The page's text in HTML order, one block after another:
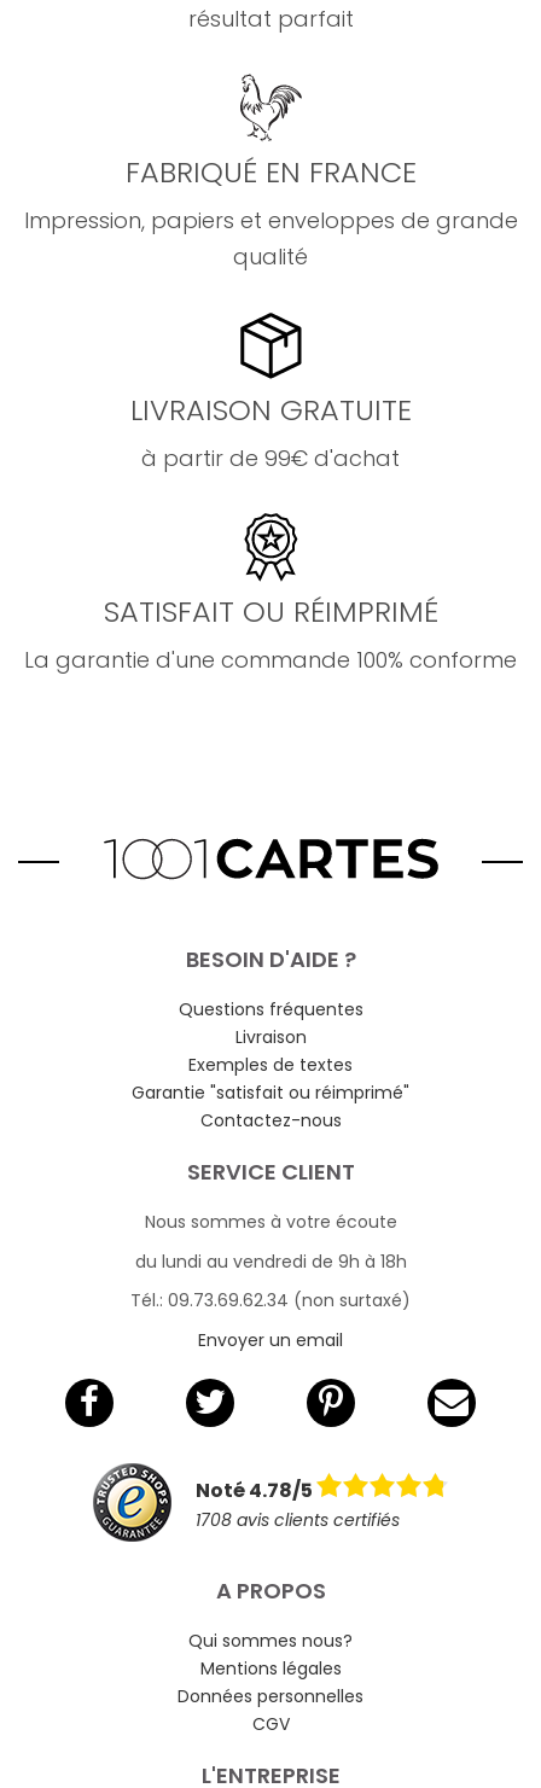
résultat parfait
FABRIQUÉ EN FRANCE
Impression, papiers et enveloppes de grande
qualité
LIVRAISON GRATUITE
à partir de 99€ d'achat
SATISFAIT OU RÉIMPRIMÉ
La garantie d'une commande 100% conforme
BESOIN D'AIDE ?
Questions fréquentes
Livraison
Exemples de textes
Garantie "satisfait ou réimprimé"
Contactez-nous
SERVICE CLIENT
Nous sommes à votre écoute
du lundi au vendredi de 9h à 18h
Tél.: 09.73.69.62.34 (non surtaxé)
Envoyer un email
Noté 4.78/5
1708 avis clients certifiés
A PROPOS
Qui sommes nous?
Mentions légales
Données personnelles
CGV
L'ENTREPRISE